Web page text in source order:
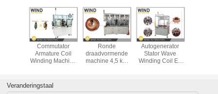
Magnetisch veld
van één station
Wikkelmachine
1.8mm AWG13
Big Copper Wire
Coil Winding
Lineaire wikkeling
600 RPM rechte
laminatie voor
Veranderingstaal